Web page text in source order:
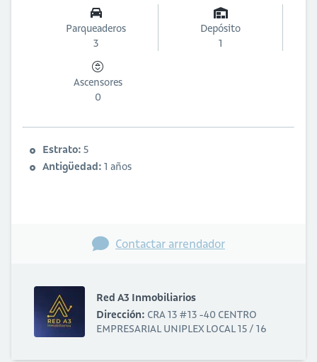
Parqueaderos
3
Depósito
1
Ascensores
0
Estrato: 5
Antigüedad: 1 años
Contactar arrendador
Red A3 Inmobiliarios
Dirección: CRA 13 #13 -40 CENTRO
EMPRESARIAL UNIPLEX LOCAL 15 / 16